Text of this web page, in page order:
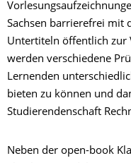
Sachsen barrierefrei mit
Untertiteln öffentlich zur
werden verschiedene
Lernenden
bieten zu können und
Studierendenschaft
Neben der open-book